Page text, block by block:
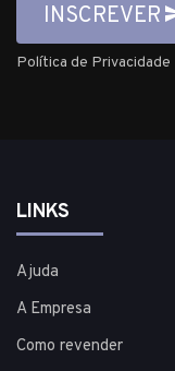
INSCREVER
Política de Privacidade
LINKS
Ajuda
A Empresa
Como revender